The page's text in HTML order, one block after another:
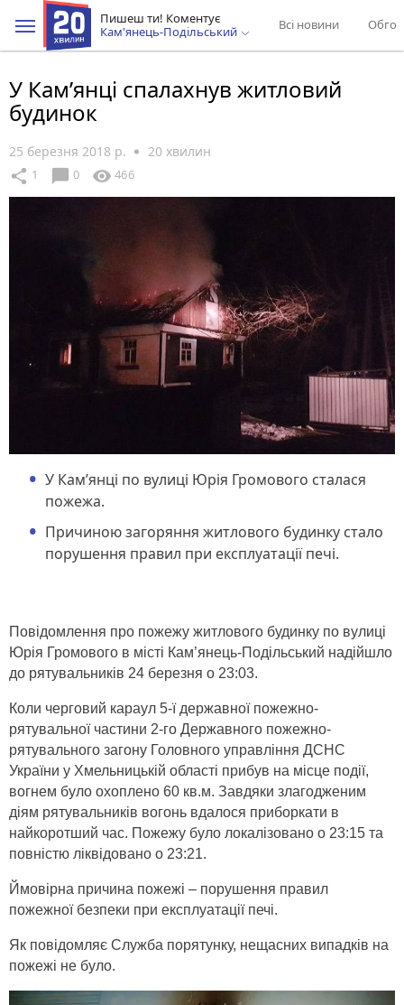
Пишеш ти! Коментує
Кам'янець-Подільський
Всі новини
У Кам’янці спалахнув житловий
будинок
25 березня 2018 р. 20 хвилин
share 1 chat_bubble 0 visibility 466
У Кам’янці по вулиці Юрія Громового сталася
пожежа.
Причиною загоряння житлового будинку стало
порушення правил при експлуатації печі.
Повідомлення про пожежу житлового будинку по вулиці
Юрія Громового в місті Кам’янець-Подільський надійшло
до рятувальників 24 березня о 23:03.
Коли черговий караул 5-ї державної пожежно-
рятувальної частини 2-го Державного пожежно-
рятувального загону Головного управління ДСНС
України у Хмельницькій області прибув на місце події,
вогнем було охоплено 60 кв.м. Завдяки злагодженим
діям рятувальників вогонь вдалося приборкати в
найкоротший час. Пожежу було локалізовано о 23:15 та
повністю ліквідовано о 23:21.
Ймовірна причина пожежі – порушення правил
пожежної безпеки при експлуатації печі.
Як повідомляє Служба порятунку, нещасних випадків на
пожежі не було.